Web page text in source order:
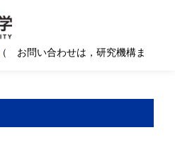
（ お問い合わせは，研究機構ま